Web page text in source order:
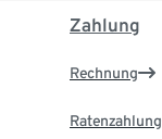
Zahlung
Rechnung
Ratenzahlung